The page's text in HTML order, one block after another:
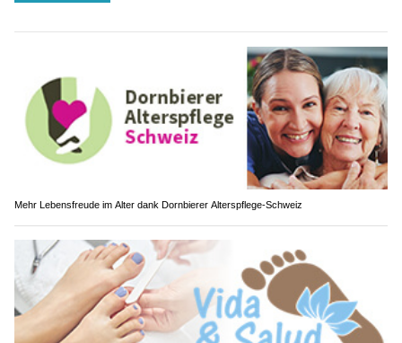
Mehr Lebensfreude im Alter dank Dornbierer Alterspflege-Schweiz